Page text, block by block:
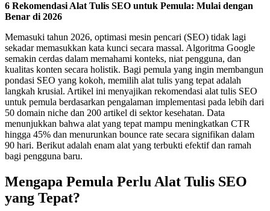
6 Rekomendasi Alat Tulis SEO untuk Pemula: Mulai dengan
Benar di 2026
Memasuki tahun 2026, optimasi mesin pencari (SEO) tidak lagi
sekadar memasukkan kata kunci secara massal. Algoritma Google
semakin cerdas dalam memahami konteks, niat pengguna, dan
kualitas konten secara holistik. Bagi pemula yang ingin membangun
pondasi SEO yang kokoh, memilih alat tulis yang tepat adalah
langkah krusial. Artikel ini menyajikan rekomendasi alat tulis SEO
untuk pemula berdasarkan pengalaman implementasi pada lebih dari
50 domain niche dan 200 artikel di sektor kesehatan. Data
menunjukkan bahwa alat yang tepat mampu meningkatkan CTR
hingga 45% dan menurunkan bounce rate secara signifikan dalam
90 hari. Berikut adalah enam alat yang terbukti efektif dan ramah
bagi pengguna baru.
Mengapa Pemula Perlu Alat Tulis SEO
yang Tepat?